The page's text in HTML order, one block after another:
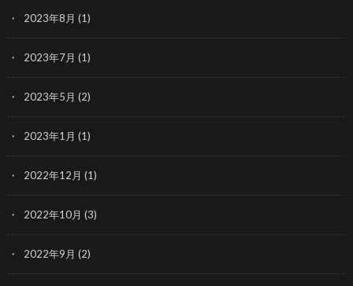
2023年8月 (1)
2023年7月 (1)
2023年5月 (2)
2023年1月 (1)
2022年12月 (1)
2022年10月 (3)
2022年9月 (2)